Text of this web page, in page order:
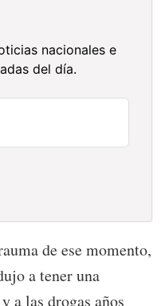
nacionales e
del día.
de ese momento,
a tener una
a las drogas años